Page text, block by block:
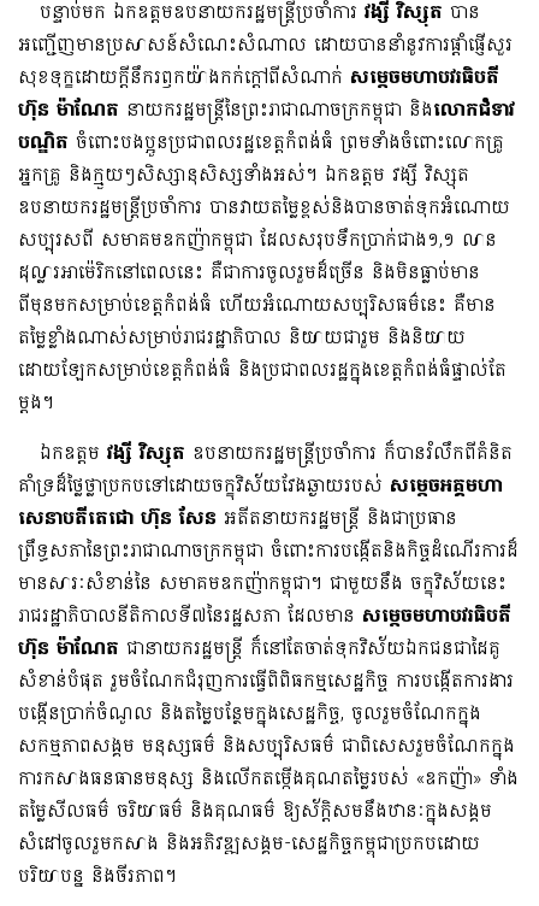
បន្ទាប់មក ឯកឧត្តមឧបនាយករដ្ឋមន្ត្រីប្រចាំការ វង្សី វិស្សុត បាន
អញ្ជើញមានប្រសាសន៍សំណេះ​សំណាល​ ដោយបាននាំនូវការផ្តាំផ្ញើសួរ
សុខទុក្ខ​ដោយក្តីនឹករឭកយ៉ាងកក់ក្តៅពីសំណាក់ សម្តេចមហាបវរធិបតី
ហ៊ុន ម៉ាណែត នាយករដ្ឋមន្រ្តីនៃព្រះរាជាណាចក្រ​កម្ពុជា និងលោកជំទាវ
បណ្ឌិត ចំពោះបងប្អូនប្រជាពលរដ្ឋខេត្តកំពង់ធំ ព្រមទាំង​ចំពោះលោកគ្រូ
អ្នកគ្រូ និងក្មួយៗសិស្សានុសិស្សទាំងអស់។ ឯកឧត្តម វង្សី វិស្សុត
ឧបនាយករដ្ឋមន្ត្រីប្រចាំការ បានវាយតម្លៃខ្ពស់និងបានចាត់ទុកអំណោយ
សប្បុរសពី សមាគមឧកញ៉ាកម្ពុជា ដែលសរុបទឹកប្រាក់ជាង១,១ លាន​
ដុល្លារអាម៉េរិកនៅពេលនេះ គឺជាការចូលរួមដ៏ច្រើន និងមិនធ្លាប់មាន
ពីមុនមកសម្រាប់ខេត្តកំពង់ធំ ហើយអំណោយសប្បុរិសធម៌នេះ គឺមាន
តម្លៃខ្លាំងណាស់សម្រាប់រាជរដ្ឋាភិបាល និយាយជារួម និងនិយាយ
ដោយឡែកសម្រាប់ខេត្តកំពង់ធំ និងប្រជាពលរដ្ឋក្នុងខេត្តកំពង់ធំផ្ទាល់តែ
ម្តង។
ឯកឧត្តម វង្សី វិស្សុត ឧបនាយករដ្ឋមន្ត្រីប្រចាំការ ក៏បានរំលឹកពីគំនិត
គាំទ្រដ៏ថ្លៃថ្លាប្រកបទៅដោយចក្ខុវិស័យ​​វែងឆ្ងាយរបស់​ សម្តេចអគ្គមហា
សេនាបតីតេជោ ហ៊ុន សែន អតីតនាយករដ្ឋមន្រ្តី និងជាប្រធាន
ព្រឹទ្ធសភានៃព្រះរាជា​ណាចក្រកម្ពុជា ចំពោះ​ការបង្កើតនិងកិច្ចដំណើរការដ៏
មានសារៈសំខាន់នៃ សមាគមឧកញ៉ាកម្ពុជា។ ជាមួយនឹង ចក្ខុវិស័យនេះ
រាជរដ្ឋាភិបាលនីតិកាលទី៧នៃរដ្ឋសភា ដែលមាន សម្តេចមហាបវរធិបតី
ហ៊ុន ម៉ាណែត ជានាយករដ្ឋមន្រ្តី ក៏នៅតែចាត់ទុកវិស័យឯកជនជាដៃគូ
សំខាន់បំផុត រួមចំណែកជំរុញការធ្វើពិពិធកម្មសេដ្ឋកិច្ច ការបង្កើតការងារ
បង្កើន​​ប្រាក់ចំណូល និងតម្លៃបន្ថែមក្នុងសេដ្ឋកិច្ច, ចូលរួមចំណែកក្នុង
សកម្មភាពសង្គម មនុស្សធម៌ និងសប្បុរិសធម៌ ​​ជាពិសេសរួមចំណែកក្នុង
ការកសាងធនធានមនុស្ស និងលើកតម្កើងគុណតម្លៃរបស់​ «ឧកញ៉ា» ទាំង
តម្លៃសីលធម៌ ចរិយាធម៌ និងគុណធម៌ ឱ្យស័ក្ដិសមនឹងឋានៈក្នុងសង្គម
សំដៅចូលរួមកសាង និងអភិវឌ្ឍសង្គម-សេដ្ឋកិច្ចកម្ពុជាប្រកបដោយ
បរិយាបន្ន និងចីរភាព។